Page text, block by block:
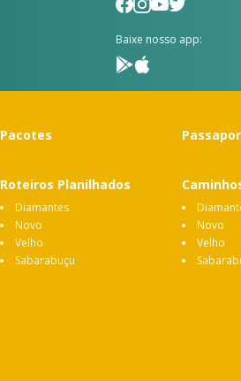
Baixe nosso app:
Pacotes
Roteiros Planilhados
Diamantes
Novo
Velho
Sabarabuçu
Novo
Velho